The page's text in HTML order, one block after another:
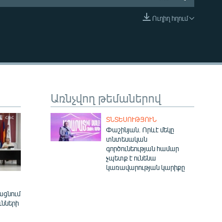
EMBED
Ուղիղ հղում
Առնչվող թեմաներով
ՏՆՏԵՍՈՒԹՅՈՒՆ
Փաշինյան. Որևէ մեկը
տնտեսական
գործունեության համար
չպետք է ունենա
կառավարության կարիքը